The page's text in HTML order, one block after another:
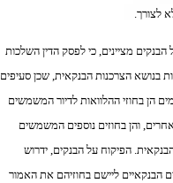
לצורך.
הבנקים מציינים, כי לפסק הדין השלכות
בנושא הצרכנות הבנקאית, שכן סעיפים
הן בחוזי ההלוואות לדיור המשמשים
והן בחוזים נוספים המשמשים
הפיקוח על הבנקים, ידרוש
הבנקאיים ליישם בחוזיהם את האמור